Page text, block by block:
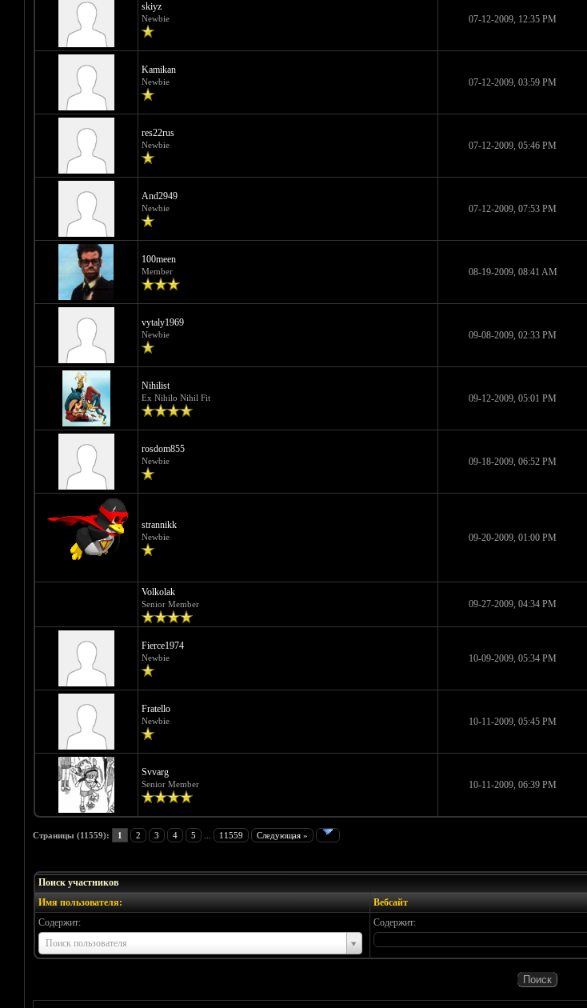
skiyz
Newbie 07-12-2009, 12:35 PM
Kamikan
Newbie 07-12-2009, 03:59 PM
res22rus
Newbie 07-12-2009, 05:46 PM
And2949
Newbie 07-12-2009, 07:53 PM
100meen
Member 08-19-2009, 08:41 AM
vytaly1969
Newbie 09-08-2009, 02:33 PM
Nihilist
Ex Nihilo Nihil Fit 09-12-2009, 05:01 PM
rosdom855
Newbie 09-18-2009, 06:52 PM
strannikk
Newbie 09-20-2009, 01:00 PM
Volkolak
Senior Member 09-27-2009, 04:34 PM
Fierce1974
Newbie 10-09-2009, 05:34 PM
Fratello
Newbie 10-11-2009, 05:45 PM
Svvarg
Senior Member 10-11-2009, 06:39 PM
Страницы (11559): 1 2 3 4 5 11559 Следующая »
Поиск участников
Имя пользователя:
Вебсайт
Содержит:
Поиск пользователя
Имя
пользователя:
Содержит: